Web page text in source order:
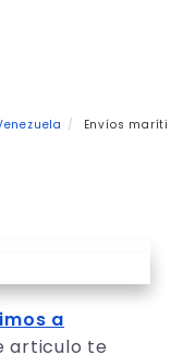
Envíos
a
articulo te